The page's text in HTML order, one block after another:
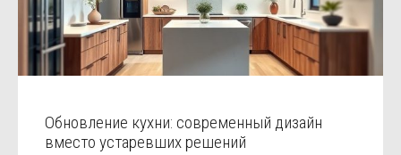
Обновление кухни: современный дизайн
вместо устаревших решений